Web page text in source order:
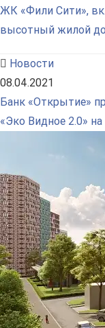
ЖК «Фили Сити»,
высотный жилой
Новости
08.04.2021
Банк «Открытие»
«Эко Видное 2.0»